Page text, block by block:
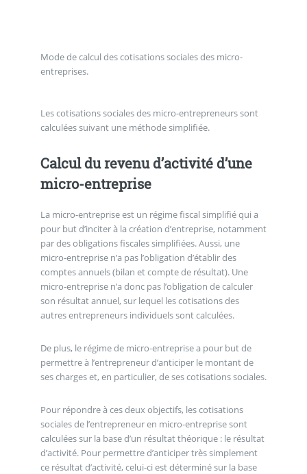
Mode de calcul des cotisations sociales des micro-
entreprises.
Les cotisations sociales des micro-entrepreneurs sont
calculées suivant une méthode simplifiée.
Calcul du revenu d’activité d’une
micro-entreprise
La micro-entreprise est un régime fiscal simplifié qui a
pour but d’inciter à la création d’entreprise, notamment
par des obligations fiscales simplifiées. Aussi, une
micro-entreprise n’a pas l’obligation d’établir des
comptes annuels (bilan et compte de résultat). Une
micro-entreprise n’a donc pas l’obligation de calculer
son résultat annuel, sur lequel les cotisations des
autres entrepreneurs individuels sont calculées.
De plus, le régime de micro-entreprise a pour but de
permettre à l’entrepreneur d’anticiper le montant de
ses charges et, en particulier, de ses cotisations sociales.
Pour répondre à ces deux objectifs, les cotisations
sociales de l’entrepreneur en micro-entreprise sont
calculées sur la base d’un résultat théorique : le résultat
d’activité. Pour permettre d’anticiper très simplement
ce résultat d’activité, celui-ci est déterminé sur la base